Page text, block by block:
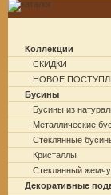
Коллекции
СКИДКИ
НОВОЕ
Бусины
Бусины из
Металлические
Стеклянные
Кристаллы
Стеклянный
Декоративные